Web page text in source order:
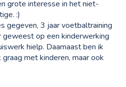
grote interesse in het niet-
:)
gegeven, 3 jaar voetbaltraining
op een kinderwerking
hielp. Daarnaast ben ik
met kinderen, maar ook